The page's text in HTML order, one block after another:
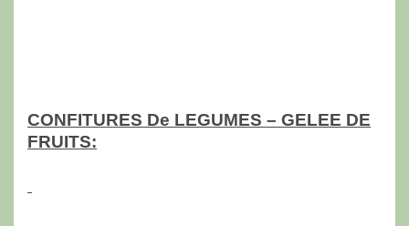
CONFITURES De LEGUMES – GELEE DE
FRUITS: